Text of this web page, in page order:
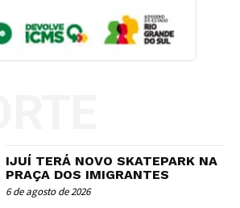
IJUÍ TERÁ NOVO SKATEPARK NA
PRAÇA DOS IMIGRANTES
6 de agosto de 2026